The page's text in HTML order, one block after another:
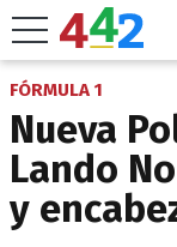
FÓRMULA 1
Nueva
Lando
y